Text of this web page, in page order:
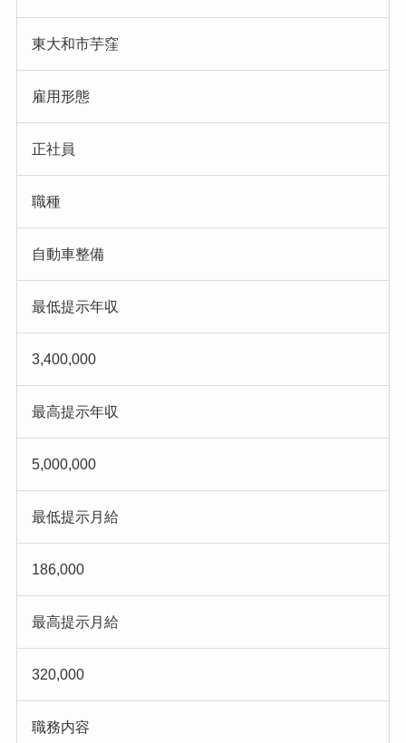
東大和市芋窪
雇用形態
正社員
職種
自動車整備
最低提示年収
3,400,000
最高提示年収
5,000,000
最低提示月給
186,000
最高提示月給
320,000
職務内容